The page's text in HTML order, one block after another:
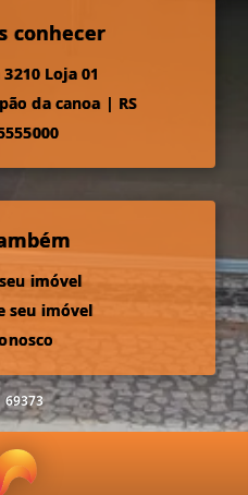
conhecer
Loja 01
da canoa | RS
imóvel
seu imóvel
69373